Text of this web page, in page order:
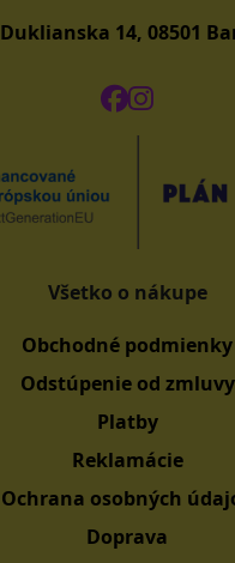
Duklianska 14, 08501
Všetko o nákupe
Obchodné podmienky
Odstúpenie od zmluvy
Platby
Reklamácie
Ochrana osobných
Doprava